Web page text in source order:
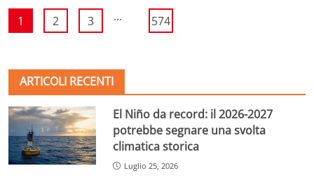
1 2 3 ... 574
ARTICOLI RECENTI
El Niño da record: il 2026-2027
potrebbe segnare una svolta
climatica storica
Luglio 25, 2026